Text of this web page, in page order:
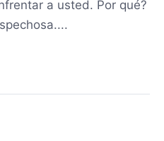
a usted. Por qué?